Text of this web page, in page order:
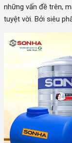
những vấn đề trên,
tuyệt vời. Bởi siêu